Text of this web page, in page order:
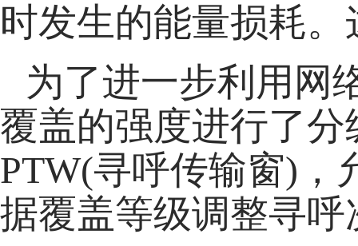
时发生的能量损耗
为了进一步利用网
覆盖的强度进行了分
PTW(寻呼传输窗)，
据覆盖等级调整寻呼